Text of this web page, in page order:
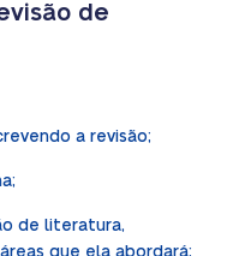
de
a revisão;
de literatura,